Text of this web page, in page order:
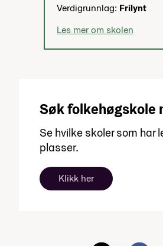
Verdigrunnlag: Frilynt
Les mer om skolen
Søk folkehøgskole
Se hvilke skoler som har
plasser.
Klikk her